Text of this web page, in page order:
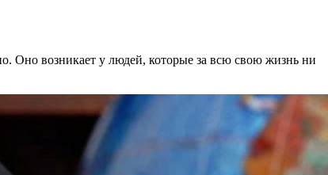
Оно возникает у людей, которые за всю свою жизнь ни